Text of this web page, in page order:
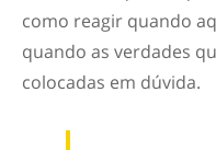
como reagir quando
quando as verdades
colocadas em dúvida.